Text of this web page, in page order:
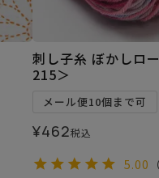
刺し子糸 ぼかしロ
215＞
メール便10個まで可
¥462税込
5.00